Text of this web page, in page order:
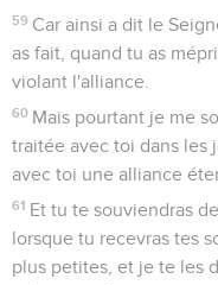
59 Car ainsi a dit le
as fait, quand tu as
violant l'alliance.
60 Mais pourtant je me
traitée avec toi dans les
avec toi une alliance
61 Et tu te souviendras
lorsque tu recevras tes
plus petites, et je te les